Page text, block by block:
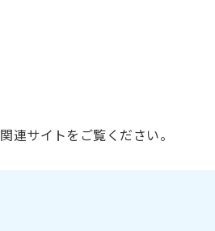
連サイトをご覧ください。